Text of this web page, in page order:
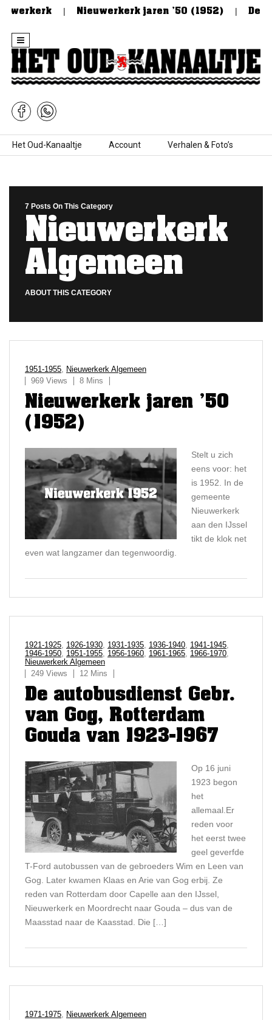
Nieuwerkerk jaren ’50 (1952) De
Skip to content
Het Oud-Kanaaltje Account Verhalen & Foto’s
7 Posts On This Category
Nieuwerkerk
Algemeen
ABOUT THIS CATEGORY
1951-1955 Nieuwerkerk Algemeen
969 Views
8 Mins
Nieuwerkerk jaren ’50
(1952)
Stelt u zich
eens voor: het
is 1952. In de
gemeente
Nieuwerkerk
aan den IJssel
tikt de klok net
even wat langzamer dan tegenwoordig.
1921-1925 1926-1930 1931-1935 1936-1940 1941-1945
1946-1950 1951-1955 1956-1960 1961-1965 1966-1970
Nieuwerkerk Algemeen
249 Views
12 Mins
De autobusdienst Gebr.
van Gog, Rotterdam
Gouda van 1923-1967
Op 16 juni
1923 begon
het
allemaal.Er
reden voor
het eerst twee
geel geverfde
T-Ford autobussen van de gebroeders Wim en Leen van
Gog. Later kwamen Klaas en Arie van Gog erbij. Ze
reden van Rotterdam door Capelle aan den IJssel,
Nieuwerkerk en Moordrecht naar Gouda – dus van de
Maasstad naar de Kaasstad. Die […]
1971-1975 Nieuwerkerk Algemeen